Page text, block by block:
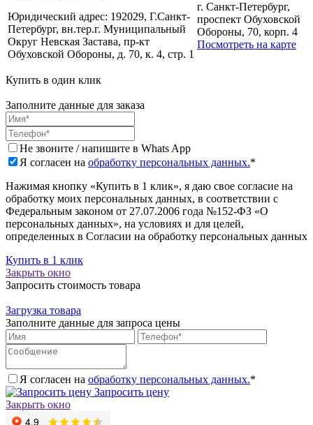
Юридический адрес: 192029, Г.Санкт-
Петербург, вн.тер.г. Муниципальный
Округ Невская Застава, пр-кт
Обуховской Обороны, д. 70, к. 4, стр. 1
г. Санкт-Петербург,
проспект Обуховской
Обороны, 70, корп. 4
Посмотреть на карте
Купить в один клик
Заполните данные для заказа
Не звоните / напишите в Whats App
Я согласен на обработку персональных данных.*
Нажимая кнопку «Купить в 1 клик», я даю свое согласие на
обработку моих персональных данных, в соответствии с
Федеральным законом от 27.07.2006 года №152-ФЗ «О
персональных данных», на условиях и для целей,
определенных в Согласии на обработку персональных данных
Купить в 1 клик
Закрыть окно
Запросить стоимость товара
Загрузка товара
Заполните данные для запроса цены
Я согласен на обработку персональных данных.*
Запросить цену
Закрыть окно